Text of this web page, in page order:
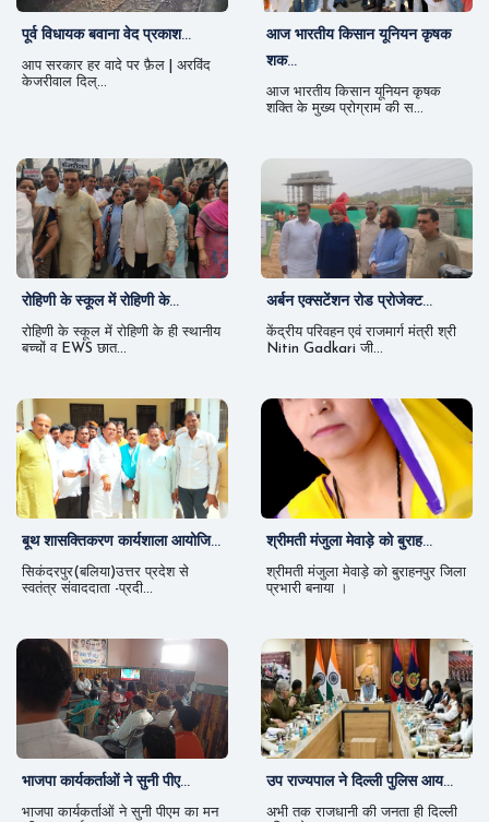
पूर्व विधायक बवाना वेद प्रकाश...
आप सरकार हर वादे पर फ़ैल | अरविंद
केजरीवाल दिल्...
आज भारतीय किसान यूनियन कृषक
शक...
आज भारतीय किसान यूनियन कृषक
शक्ति के मुख्य प्रोग्राम की स...
रोहिणी के स्कूल में रोहिणी के...
रोहिणी के स्कूल में रोहिणी के ही स्थानीय
बच्चों व EWS छात...
अर्बन एक्सटेंशन रोड प्रोजेक्ट...
केंद्रीय परिवहन एवं राजमार्ग मंत्री श्री
Nitin Gadkari जी...
बूथ शासक्तिकरण कार्यशाला आयोजि...
सिकंदरपुर(बलिया)उत्तर प्रदेश से
स्वतंत्र संवाददाता -प्रदी...
श्रीमती मंजुला मेवाड़े को बुराह...
श्रीमती मंजुला मेवाड़े को बुराहनपुर जिला
प्रभारी बनाया ।
भाजपा कार्यकर्ताओं ने सुनी पीए...
भाजपा कार्यकर्ताओं ने सुनी पीएम का मन
उप राज्यपाल ने दिल्ली पुलिस आय...
अभी तक राजधानी की जनता ही दिल्ली